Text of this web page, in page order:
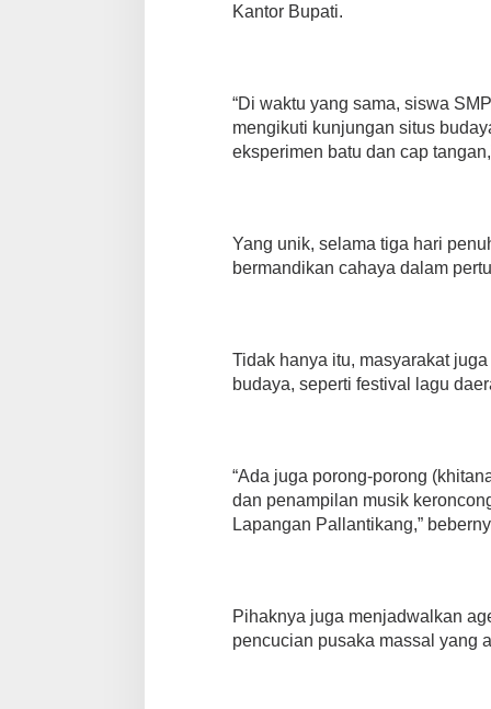
Kantor Bupati.
“Di waktu yang sama, siswa
mengikuti kunjungan situs
eksperimen batu dan cap
Yang unik, selama tiga hari
bermandikan cahaya dalam
Tidak hanya itu, masyarakat
budaya, seperti festival lagu
“Ada juga porong-porong
dan penampilan musik
Lapangan Pallantikang,”
Pihaknya juga menjadwalkan
pencucian pusaka massal yang